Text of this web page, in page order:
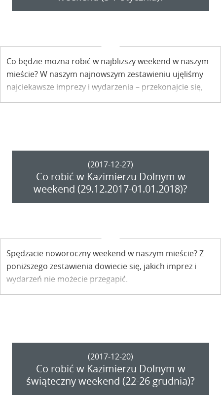
Co będzie można robić w najbliższy weekend w naszym
mieście? W naszym najnowszym zestawieniu ujęliśmy
najciekawsze imprezy i wydarzenia – przekonajcie się,
jakie.
(2017-12-27)
Co robić w Kazimierzu Dolnym w
weekend (29.12.2017-01.01.2018)?
Spędzacie noworoczny weekend w naszym mieście? Z
poniższego zestawienia dowiecie się, jakich imprez i
wydarzeń nie możecie przegapić.
(2017-12-20)
Co robić w Kazimierzu Dolnym w
świąteczny weekend (22-26 grudnia)?